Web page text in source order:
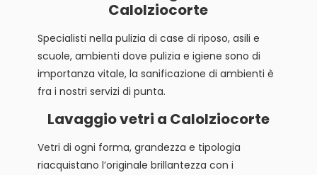
Calolziocorte
Specialisti nella pulizia di case di riposo, asili e
scuole, ambienti dove pulizia e igiene sono di
importanza vitale, la sanificazione di ambienti è
fra i nostri servizi di punta.
Lavaggio vetri a Calolziocorte
Vetri di ogni forma, grandezza e tipologia
riacquistano l’originale brillantezza con i